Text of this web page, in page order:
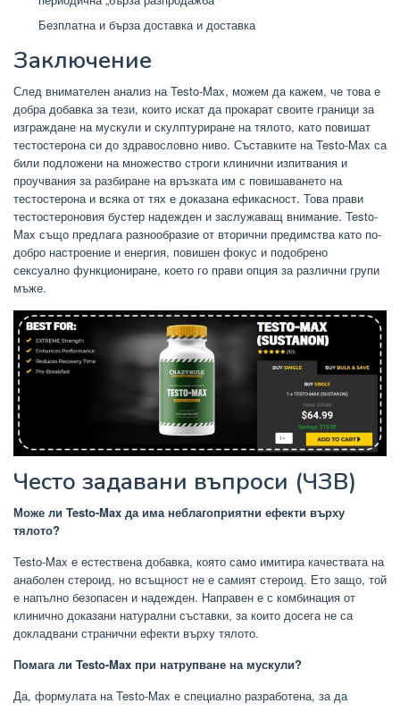
Безплатна и бърза доставка и доставка
Заключение
След внимателен анализ на Testo-Max, можем да кажем, че това е
добра добавка за тези, които искат да прокарат своите граници за
изграждане на мускули и скулптуриране на тялото, като повишат
тестостерона си до здравословно ниво. Съставките на Testo-Max са
били подложени на множество строги клинични изпитвания и
проучвания за разбиране на връзката им с повишаването на
тестостерона и всяка от тях е доказана ефикасност. Това прави
тестостероновия бустер надежден и заслужаващ внимание. Testo-
Max също предлага разнообразие от вторични предимства като по-
добро настроение и енергия, повишен фокус и подобрено
сексуално функциониране, което го прави опция за различни групи
мъже.
Често задавани въпроси (ЧЗВ)
Може ли Testo-Max да има неблагоприятни ефекти върху
тялото?
Testo-Max е естествена добавка, която само имитира качествата на
анаболен стероид, но всъщност не е самият стероид. Ето защо, той
е напълно безопасен и надежден. Направен е с комбинация от
клинично доказани натурални съставки, за които досега не са
докладвани странични ефекти върху тялото.
Помага ли Testo-Max при натрупване на мускули?
Да, формулата на Testo-Max е специално разработена, за да